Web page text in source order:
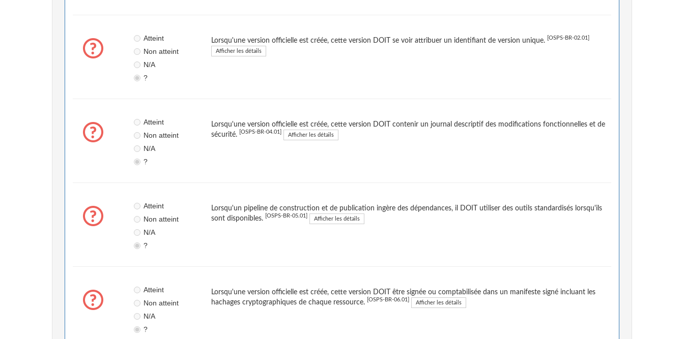
Atteint
Non atteint
N/A
?
Lorsqu'une version officielle est créée, cette version DOIT se voir attribuer un identifiant de version unique. [OSPS-BR-02.01]
Afficher les détails
Atteint
Non atteint
N/A
?
Lorsqu'une version officielle est créée, cette version DOIT contenir un journal descriptif des modifications fonctionnelles et de
sécurité.
[OSPS-BR-04.01] Afficher les détails
Atteint
Non atteint
N/A
?
Lorsqu'un pipeline de construction et de publication ingère des dépendances, il DOIT utiliser des outils standardisés lorsqu'ils
sont disponibles.
[OSPS-BR-05.01] Afficher les détails
Atteint
Non atteint
N/A
?
Lorsqu'une version officielle est créée, cette version DOIT être signée ou comptabilisée dans un manifeste signé incluant les
hachages cryptographiques de chaque ressource.
[OSPS-BR-06.01] Afficher les détails